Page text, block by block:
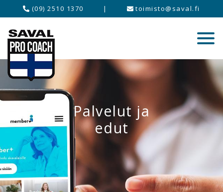
(09) 2510 1370 | toimisto@saval.fi
Palvelut ja
edut